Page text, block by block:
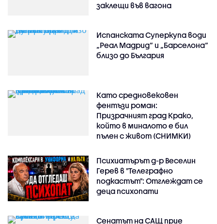
заклещи във вагона
Испанската Суперкупа води
„Реал Мадрид“ и „Барселона“
близо до България
Като средновековен
фентъзи роман:
Призрачният град Крако,
който в миналото е бил
пълен с живот (СНИМКИ)
Психиатърът д-р Веселин
Герев в "Телеграфно
подкастът": Отглеждат се
деца психопати
Сенатът на САЩ прие